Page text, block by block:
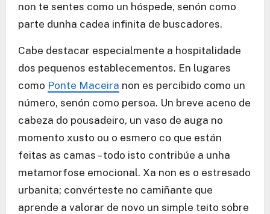
non te sentes como un hóspede, senón como
parte dunha cadea infinita de buscadores.
Cabe destacar especialmente a hospitalidade
dos pequenos establecementos. En lugares
como Ponte Maceira non es percibido como un
número, senón como persoa. Un breve aceno de
cabeza do pousadeiro, un vaso de auga no
momento xusto ou o esmero co que están
feitas as camas – todo isto contribúe a unha
metamorfose emocional. Xa non es o estresado
urbanita; convérteste no camiñante que
aprende a valorar de novo un simple teito sobre